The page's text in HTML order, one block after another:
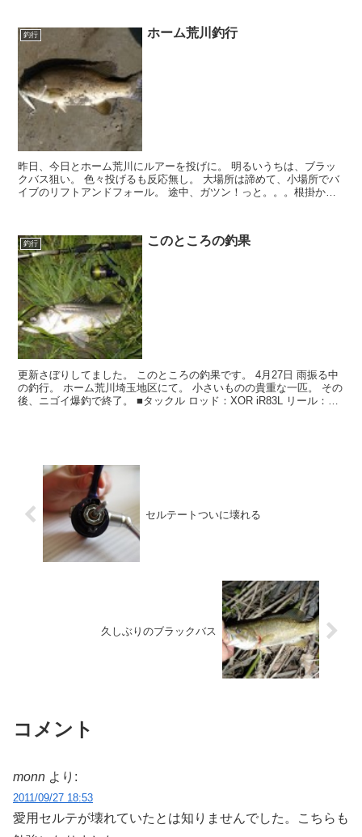
釣行 ホーム荒川釣行
昨日、今日とホーム荒川にルアーを投げに。 明るいうちは、ブラッ
クバス狙い。 色々投げるも反応無し。 大場所は諦めて、小場所でバ
イブのリフトアンドフォール。 途中、ガツン！っと。。。根掛かり
釣行 このところの釣果
更新さぼりしてました。 このところの釣果です。 4月27日 雨振る中
の釣行。 ホーム荒川埼玉地区にて。 小さいものの貴重な一匹。 その
後、ニゴイ爆釣で終了。 ■タックル ロッド：XOR iR83L リール：04
セルテートついに壊れる
久しぶりのブラックバス
コメント
monn より:
2011/09/27 18:53
愛用セルテが壊れていたとは知りませんでした。こちらも